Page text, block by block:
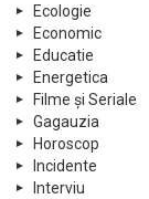
Ecologie
Economic
Educatie
Energetica
Filme și Seriale
Gagauzia
Horoscop
Incidente
Interviu